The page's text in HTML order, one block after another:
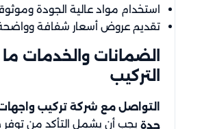
استخدام مواد عالية الجودة
تقديم عروض أسعار شفافة
الضمانات والخدمات
التركيب
التواصل مع شركة تركيب
جدة يجب أن يشمل التأكد من